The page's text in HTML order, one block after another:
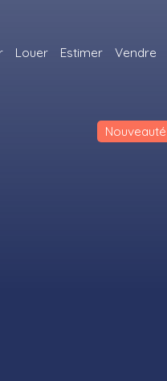
Louer Estimer Vendre
Nouveauté